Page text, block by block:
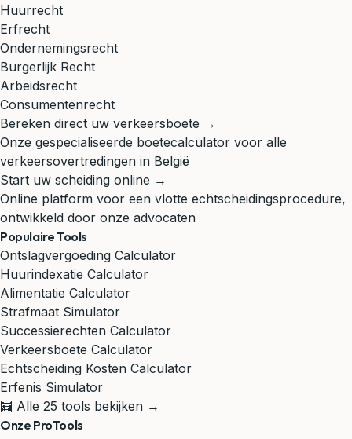
Huurrecht
Erfrecht
Ondernemingsrecht
Burgerlijk Recht
Arbeidsrecht
Consumentenrecht
Bereken direct uw verkeersboete →
Onze gespecialiseerde boetecalculator voor alle
verkeersovertredingen in België
Start uw scheiding online →
Online platform voor een vlotte echtscheidingsprocedure,
ontwikkeld door onze advocaten
Populaire Tools
Ontslagvergoeding Calculator
Huurindexatie Calculator
Alimentatie Calculator
Strafmaat Simulator
Successierechten Calculator
Verkeersboete Calculator
Echtscheiding Kosten Calculator
Erfenis Simulator
🧮 Alle 25 tools bekijken →
Onze ProTools